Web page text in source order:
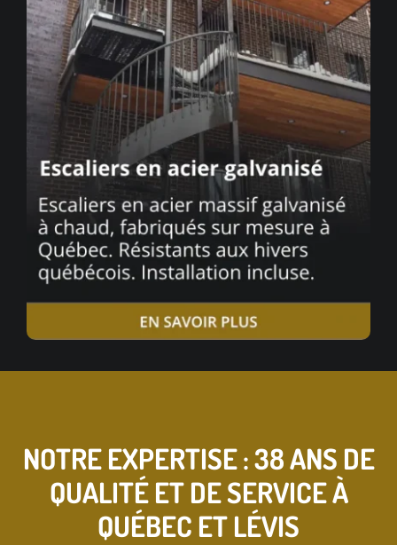
NOTRE EXPERTISE : 38 ANS DE
QUALITÉ ET DE SERVICE À
QUÉBEC ET LÉVIS